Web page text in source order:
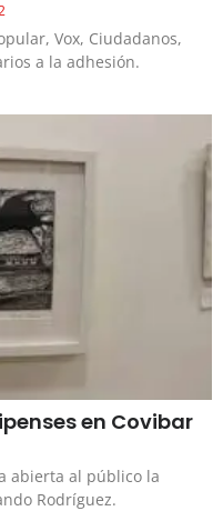
Vox, Ciudadanos,
a la adhesión.
en Covibar
abierta al público la
Rodríguez.